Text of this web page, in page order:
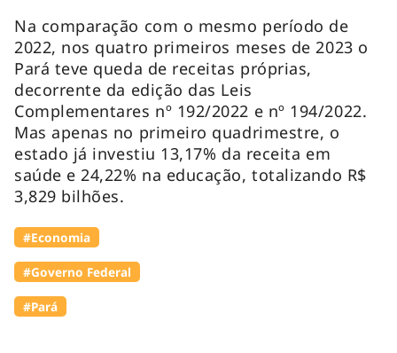
Na comparação com o mesmo período de
2022, nos quatro primeiros meses de 2023 o
Pará teve queda de receitas próprias,
decorrente da edição das Leis
Complementares nº 192/2022 e nº 194/2022.
Mas apenas no primeiro quadrimestre, o
estado já investiu 13,17% da receita em
saúde e 24,22% na educação, totalizando R$
3,829 bilhões.
#Economia
#Governo Federal
#Pará